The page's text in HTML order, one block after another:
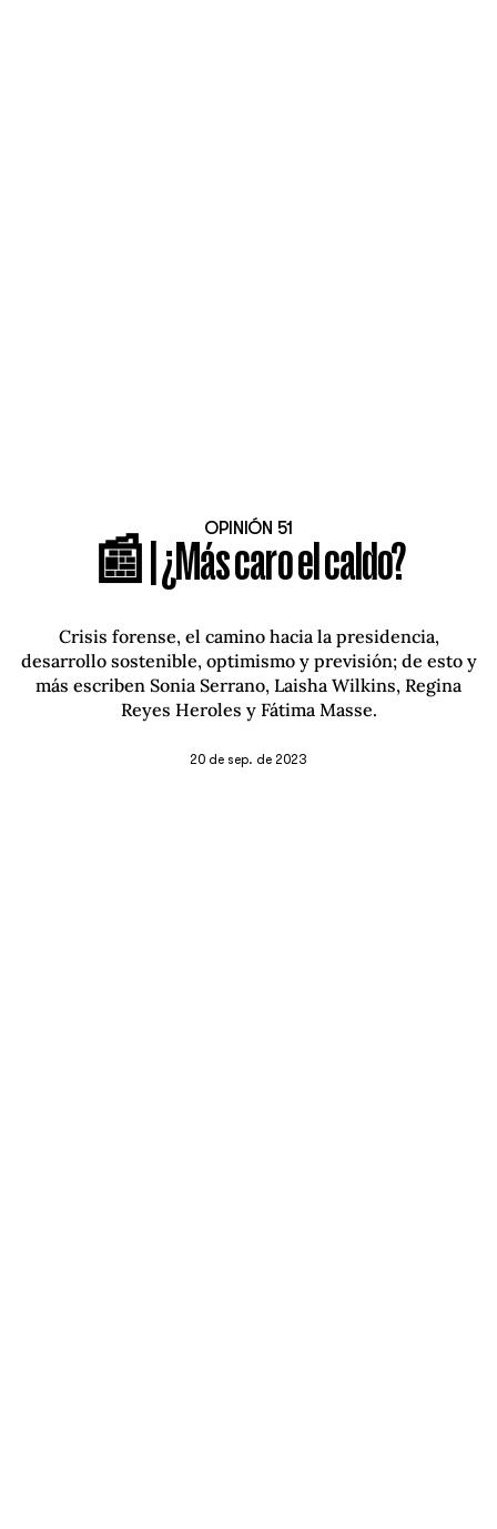
OPINIÓN 51
📰 | ¿Más caro el caldo?
Crisis forense, el camino hacia la presidencia,
desarrollo sostenible, optimismo y previsión; de esto y
más escriben Sonia Serrano, Laisha Wilkins, Regina
Reyes Heroles y Fátima Masse.
20 de sep. de 2023